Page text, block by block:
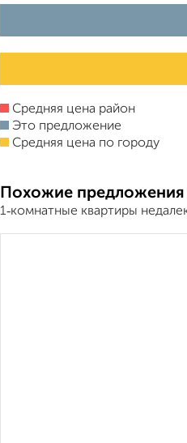
Средняя цена район
Это предложение
Средняя цена по городу
Похожие
1‑комнатные квартиры